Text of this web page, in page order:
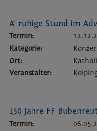
A' ruhige Stund im
Termin:
Kategorie:
Ort:
Veranstalter:
150 Jahre FF
Termin: